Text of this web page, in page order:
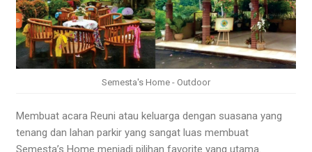
Semesta's Home - Outdoor
Membuat acara Reuni atau keluarga dengan suasana yang
tenang dan lahan parkir yang sangat luas membuat
Semesta’s Home menjadi pilihan favorite yang utama.